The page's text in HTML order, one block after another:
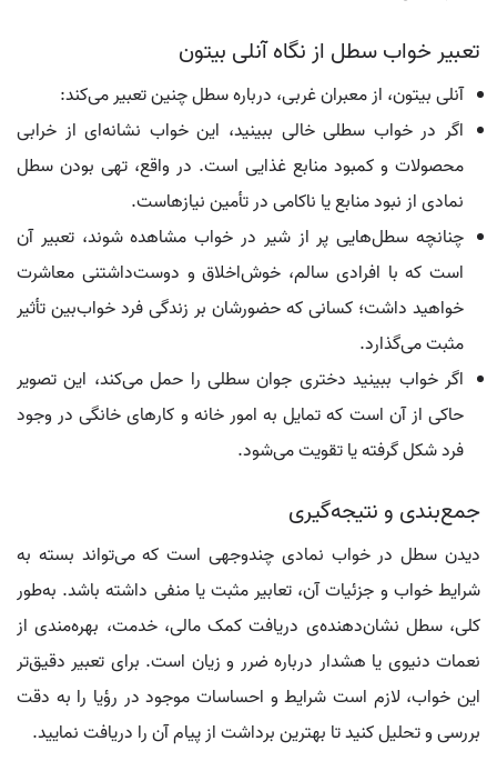
تعبیر خواب سطل از نگاه آنلی بیتون
آنلی بیتون، از معبران غربی، درباره سطل چنین تعبیر می‌کند:
اگر در خواب سطلی خالی ببینید، این خواب نشانه‌ای از خرابی
محصولات و کمبود منابع غذایی است. در واقع، تهی بودن سطل
نمادی از نبود منابع یا ناکامی در تأمین نیازهاست.
چنانچه سطل‌هایی پر از شیر در خواب مشاهده شوند، تعبیر آن
است که با افرادی سالم، خوش‌اخلاق و دوست‌داشتنی معاشرت
خواهید داشت؛ کسانی که حضورشان بر زندگی فرد خواب‌بین تأثیر
مثبت می‌گذارد.
اگر خواب ببینید دختری جوان سطلی را حمل می‌کند، این تصویر
حاکی از آن است که تمایل به امور خانه و کارهای خانگی در وجود
فرد شکل گرفته یا تقویت می‌شود.
جمع‌بندی و نتیجه‌گیری
دیدن سطل در خواب نمادی چندوجهی است که می‌تواند بسته به
شرایط خواب و جزئیات آن، تعابیر مثبت یا منفی داشته باشد. به‌طور
کلی، سطل نشان‌دهنده‌ی دریافت کمک مالی، خدمت، بهره‌مندی از
نعمات دنیوی یا هشدار درباره ضرر و زیان است. برای تعبیر دقیق‌تر
این خواب، لازم است شرایط و احساسات موجود در رؤیا را به دقت
بررسی و تحلیل کنید تا بهترین برداشت از پیام آن را دریافت نمایید.